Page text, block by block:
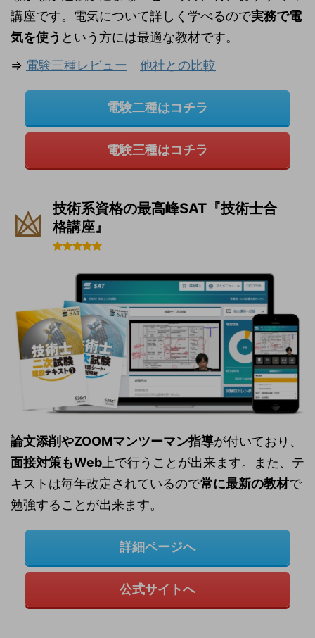
講座です。電気について詳しく学べるので実務で電
気を使う という方には最適な教材です。
⇒ 電験三種レビュー 他社との比較
電験二種はコチラ
電験三種はコチラ
技術系資格の最高峰SAT『技術士合
格講座』
論文添削やZOOMマンツーマン指導が付いており、
面接対策もWeb 上で行うことが出来ます。また、テ
キストは毎年改定されているので常に最新の教材で
勉強することが出来ます。
詳細ページへ
公式サイトへ